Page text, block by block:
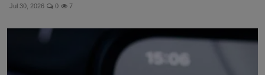
Jul 30, 2026 0 7